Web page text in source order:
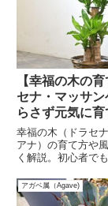
【幸福の木の
セナ・マッサ
らさず元気に
風水効果も解説
幸福の木（ドラセ
アナ）の育て方や
く解説。初心者で
当たりのポイント
アガベ属（Agave)